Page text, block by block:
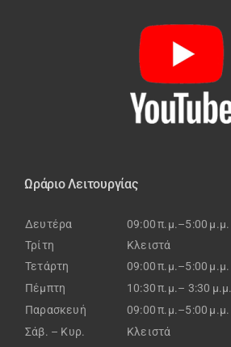
Ωράριο Λειτουργίας
Δευτέρα
09:00 π.μ.–5:00 μ.μ.
Τρίτη
Κλειστά
Τετάρτη
09:00 π.μ.–5:00 μ.μ.
Πέμπτη
10:30 π.μ.– 3:30 μ.μ.
Παρασκευή
09:00 π.μ.–5:00 μ.μ.
Σάβ. – Κυρ.
Κλειστά